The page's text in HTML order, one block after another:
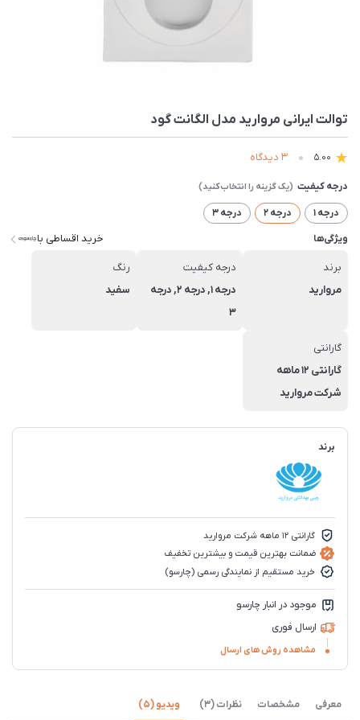
توالت ایرانی مروارید مدل الگانت گود
5.00 3 دیدگاه
درجه کیفیت
درجه 1 درجه 2
درجه 3
ویژگی‌ها
خرید اقساطی با
برند
مروارید
درجه کیفیت
درجه 1, درجه 2, درجه
3
رنگ
سفید
گارانتی
گارانتی 12 ماهه
شرکت مروارید
برند
گارانتی 12 ماهه شرکت مروارید
ضمانت بهترین قیمت و بیشترین تخفیف
خرید مستقیم از نمایندگی رسمی (چارسو)
موجود در انبار چارسو
ارسال فوری
مشاهده روش های ارسال
معرفی مشخصات نظرات (3) ویدیو (5)